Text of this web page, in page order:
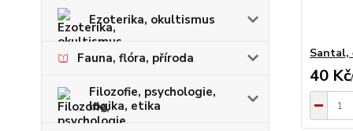
Ezoterika, okultismus
Fauna, flóra, příroda
Filozofie, psychologie,
logika, etika
Santal,
40 Kč/